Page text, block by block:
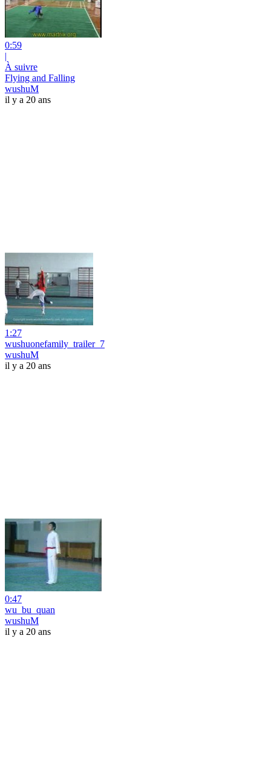
0:59
|
À suivre
Flying and Falling
wushuM
il y a 20 ans
1:27
wushuonefamily_trailer_7
wushuM
il y a 20 ans
0:47
wu_bu_quan
wushuM
il y a 20 ans